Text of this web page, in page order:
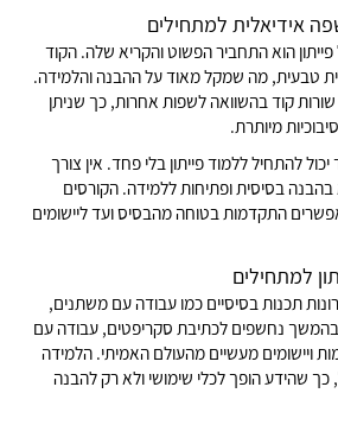
אידיאלית למתחילים
הוא התחביר הפשוט והקריא שלה. הקוד
טבעית, מה שמקל מאוד על ההבנה והלמידה.
קוד בהשוואה לשפות אחרות, כך שניתן
מיותרת.
להתחיל ללמוד פייתון בלי פחד. אין צורך
בסיסית ופתיחות ללמידה. הקורסים
התקדמות בטוחה מהבסיס ועד ליישומים
למתחילים
תכנות בסיסיים כמו עבודה עם משתנים,
בהמשך נחשפים לכתיבת סקריפטים, עבודה עם
ויישומים מעשיים מהעולם האמיתי. הלמידה
שהידע הופך לכלי שימושי ולא רק להבנה